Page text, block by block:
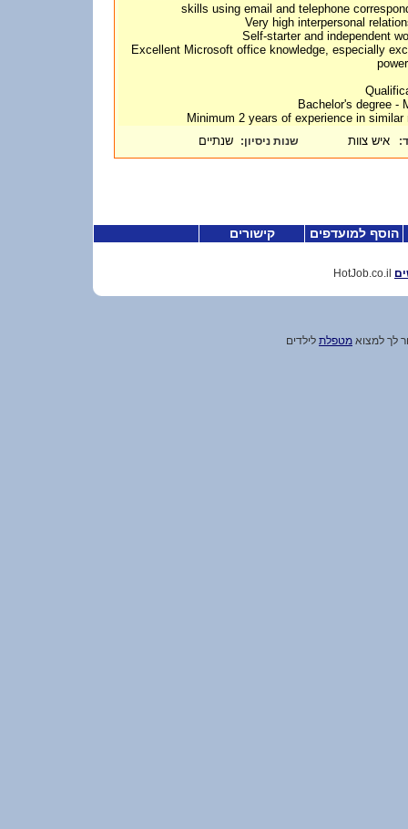
skills using email and telephone
• Excellent Microsoft office knowledge, especially
איש צוות שנות ניסיון: שנתיים
הוסף למועדפים קישורים
לך למצוא מטפלת לילדים